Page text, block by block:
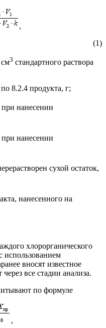
,
(1)
см3 стандартного раствора
8.2.4 продукта, г;
нанесении
нанесении
сухой остаток,
нанесенного на
хлорорганического
использованием
вносят известное
все стадии анализа.
по формуле
,